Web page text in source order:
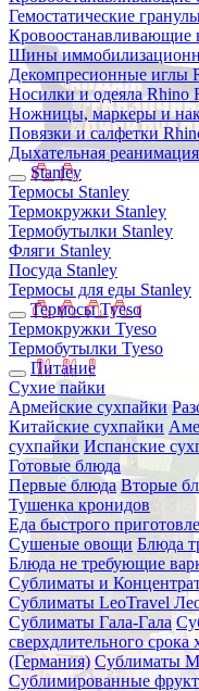
Гемостатические
Кровоостанавливающие
Шины
Декомпресионные иглы
Носилки и одеяла Rhino
Ножницы, маркеры и
Повязки и салфетки
Дыхательная
Stanley
Термосы Stanley
Термокружки Stanley
Термобутылки Stanley
Фляги Stanley
Посуда Stanley
Термосы для еды Stanley
Термосы Tyeso
Термокружки Tyeso
Термобутылки Tyeso
Питание
Сухие пайки
Армейские сухпайки
Китайские сухпайки
сухпайки Испанские
Готовые блюда
Первые блюда Вторые
Тушенка кронидов
Еда быстрого
Сушеные овощи Блюда
Блюда не требующие
Сублиматы и
Сублиматы LeoTravel
Сублиматы Гала-Гала
сверхдлительного срока
(Германия) Сублиматы
Сублимированные